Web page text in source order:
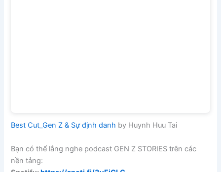
Best Cut_Gen Z & Sự định danh by Huynh Huu Tai
Bạn có thể lắng nghe podcast GEN Z STORIES trên các
nền tảng: